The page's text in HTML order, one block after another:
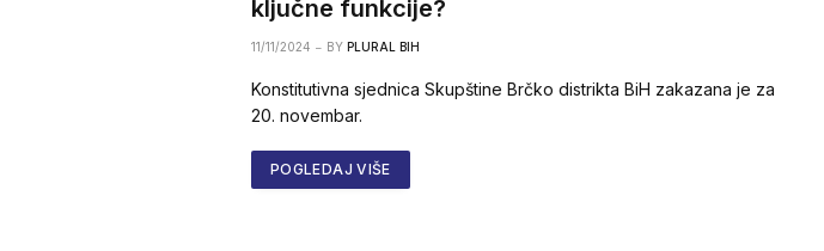
ključne funkcije?
11/11/2024 BY PLURAL BIH
Konstitutivna sjednica Skupštine Brčko distrikta BiH zakazana je za
20. novembar.
POGLEDAJ VIŠE